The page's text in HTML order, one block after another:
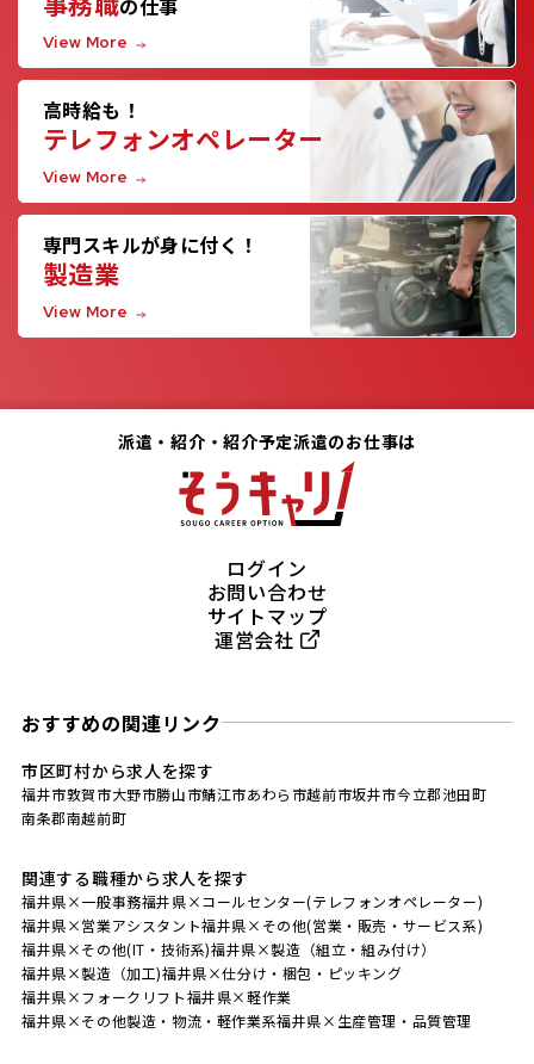
の仕事
View More
高時給も！
テレフォンオペレーター
View More
専門スキルが身に付く！
製造業
View More
派遣・紹介・紹介予定派遣のお仕事は
ログイン
お問い合わせ
サイトマップ
運営会社
おすすめの関連リンク
市区町村から求人を探す
福井市敦賀市大野市勝山市鯖江市あわら市越前市坂井市今立郡池田町
南条郡南越前町
関連する職種から求人を探す
福井県×一般事務福井県×コールセンター(テレフォンオペレーター)
福井県×営業アシスタント福井県×その他(営業・販売・サービス系)
福井県×その他(IT・技術系)福井県×製造（組立・組み付け）
福井県×製造（加工)福井県×仕分け・梱包・ピッキング
福井県×フォークリフト福井県×軽作業
福井県×その他製造・物流・軽作業系福井県×生産管理・品質管理